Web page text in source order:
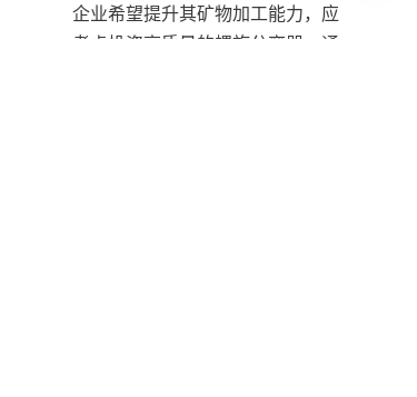
企业希望提升其矿物加工能力，应
考虑投资高质量的螺旋分离器。通